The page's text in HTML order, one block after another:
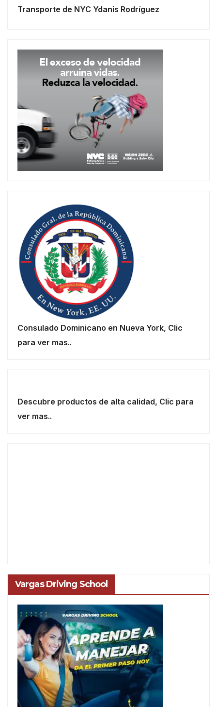
Transporte de NYC Ydanis Rodríguez
Consulado Dominicano en Nueva York, Clic
para ver mas..
Descubre productos de alta calidad, Clic para
ver mas..
Vargas Driving School